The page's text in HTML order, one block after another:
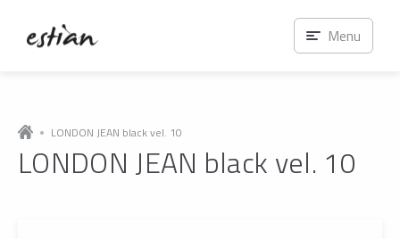
LONDON JEAN black vel. 10
LONDON JEAN black vel. 10
Menu